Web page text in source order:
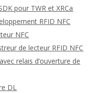
pour TWR et XRCa
RFID NFC
NFC
de lecteur RFID NFC
relais d’ouverture de
DL